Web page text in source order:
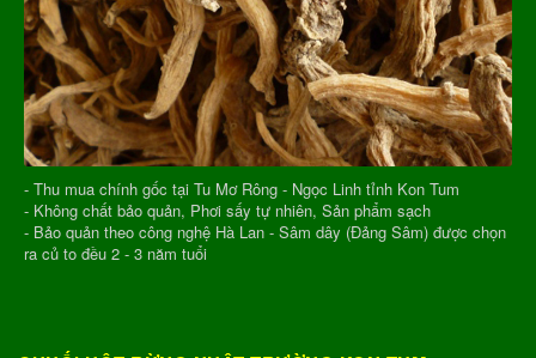
- Thu mua chính gốc tại Tu Mơ Rông - Ngọc Linh tỉnh Kon Tum
- Không chất bảo quản, Phơi sấy tự nhiên, Sản phẩm sạch
- Bảo quản theo công nghệ Hà Lan - Sâm dây (Đảng Sâm) được chọn
ra củ to đều 2 - 3 năm tuổi